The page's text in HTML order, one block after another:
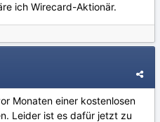
ich Wirecard-Aktionär.
Monaten einer kostenlosen
Leider ist es dafür jetzt zu